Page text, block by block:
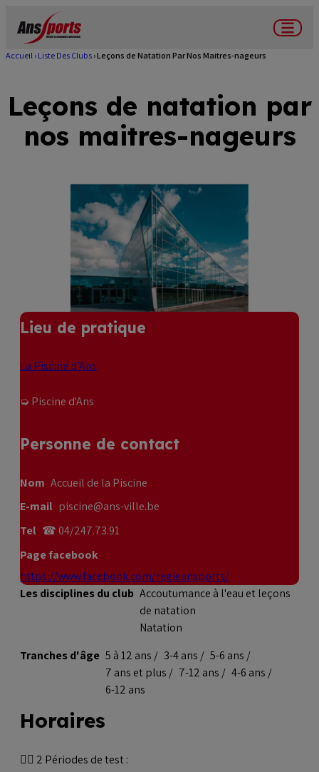
contenu
Menu
d'Ariane
Accueil Liste Des Clubs Leçons de Natation Par Nos Maitres-nageurs
Leçons de natation par
nos maitres-nageurs
Les disciplines du club Accoutumance à l'eau et leçons
de natation
Natation
Tranches d'âge 5 à 12 ans 3-4 ans
5-6 ans
7 ans et plus
7-12 ans
4-6 ans
6-12 ans
Horaires
🏊‍♂️ 2 Périodes de test :
Lieu de pratique
La Piscine d’Ans
➭ Piscine d'Ans
Personne de contact
Nom Accueil de la Piscine
E-mail piscine@ans-ville.be
Tel ☎ 04/247.73.91
Page facebook
https://www.facebook.com/regieansports/